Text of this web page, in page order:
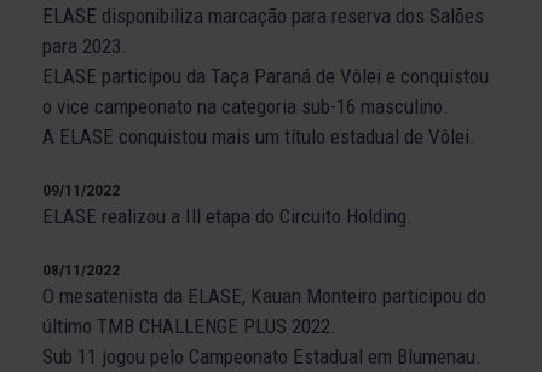
ELASE disponibiliza marcação para reserva dos Salões
para 2023.
ELASE participou da Taça Paraná de Vôlei e conquistou
o vice campeonato na categoria sub-16 masculino.
A ELASE conquistou mais um título estadual de Vôlei.
09/11/2022
ELASE realizou a Ill etapa do Circuito Holding.
08/11/2022
O mesatenista da ELASE, Kauan Monteiro participou do
último TMB CHALLENGE PLUS 2022.
Sub 11 jogou pelo Campeonato Estadual em Blumenau.